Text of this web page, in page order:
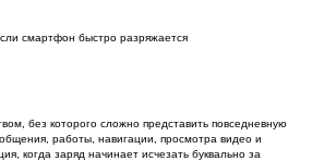
смартфон быстро разряжается
без которого сложно представить повседневную
работы, навигации, просмотра видео и
когда заряд начинает исчезать буквально за